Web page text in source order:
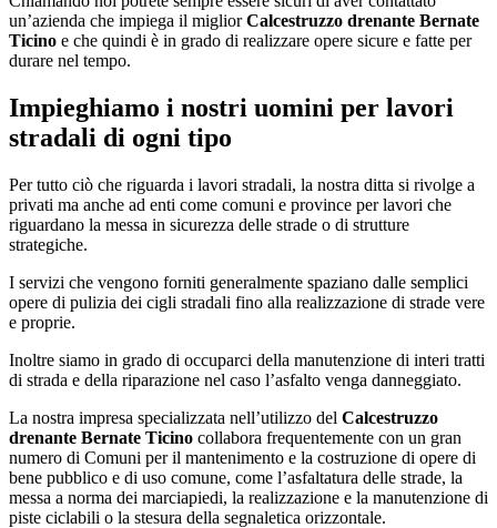
un’azienda che impiega il migliorCalcestruzzo drenante Bernate
Ticino e che quindi è in grado di realizzare opere sicure e fatte per
durare nel tempo.
Impieghiamo i nostri uomini per lavori
stradali di ogni tipo
Per tutto ciò che riguarda i lavori stradali, la nostra ditta si rivolge a
privati ma anche ad enti come comuni e province per lavori che
riguardano la messa in sicurezza delle strade o di strutture
strategiche.
I servizi che vengono forniti generalmente spaziano dalle semplici
opere di pulizia dei cigli stradali fino alla realizzazione di strade vere
e proprie.
Inoltre siamo in grado di occuparci della manutenzione di interi tratti
di strada e della riparazione nel caso l’asfalto venga danneggiato.
La nostra impresa specializzata nell’utilizzo del Calcestruzzo
drenante Bernate Ticino collabora frequentemente con un gran
numero di Comuni per il mantenimento e la costruzione di opere di
bene pubblico e di uso comune, come l’asfaltatura delle strade, la
messa a norma dei marciapiedi, la realizzazione e la manutenzione di
piste ciclabili o la stesura della segnaletica orizzontale.